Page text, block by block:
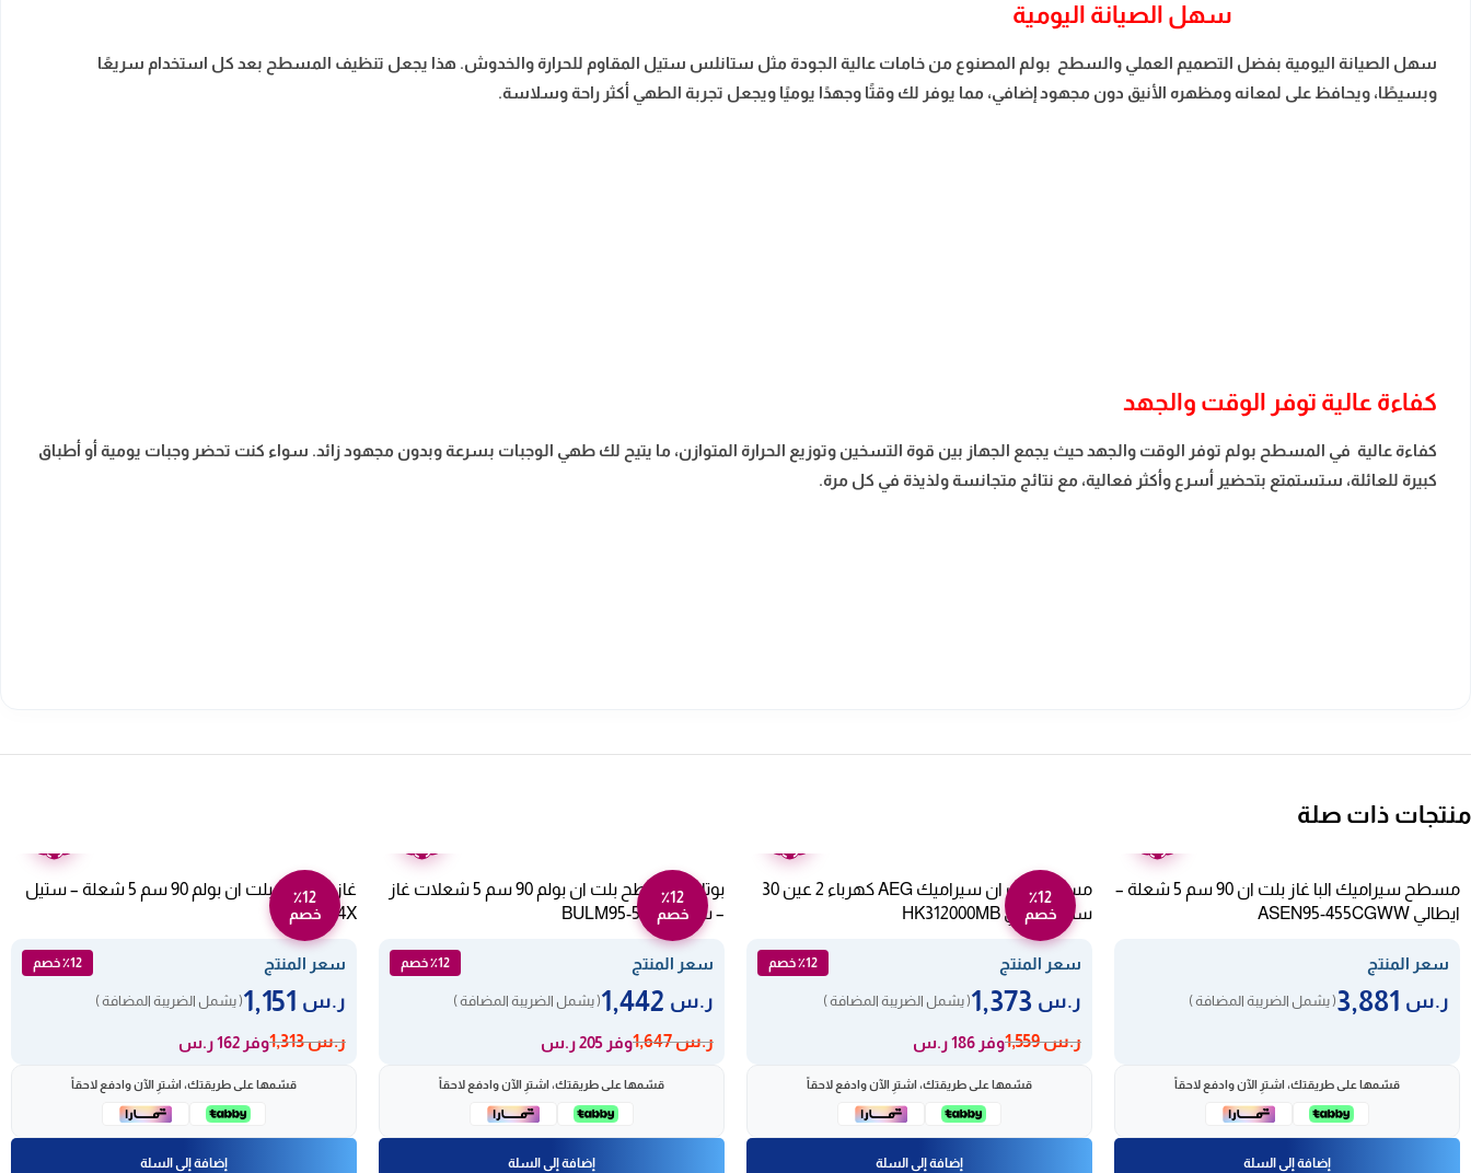
سهل الصيانة اليومية
سهل الصيانة اليومية بفضل التصميم العملي والسطح بولم المصنوع من خامات عالية الجودة مثل ستانلس ستيل المقاوم للحرارة والخدوش. هذا يجعل تنظيف المسطح بعد كل استخدام سريعًا
وبسيطًا، ويحافظ على لمعانه ومظهره الأنيق دون مجهود إضافي، مما يوفر لك وقتًا وجهدًا يوميًا ويجعل تجربة الطهي أكثر راحة وسلاسة.
كفاءة عالية توفر الوقت والجهد
كفاءة عالية في المسطح بولم توفر الوقت والجهد حيث يجمع الجهاز بين قوة التسخين وتوزيع الحرارة المتوازن، ما يتيح لك طهي الوجبات بسرعة وبدون مجهود زائد. سواء كنت تحضر وجبات يومية أو أطباق
كبيرة للعائلة، ستستمتع بتحضير أسرع وأكثر فعالية، مع نتائج متجانسة ولذيذة في كل مرة.
منتجات ذات صلة
مسطح سيراميك البا غاز بلت ان 90 سم 5 شعلة –
ايطالي ASEN95-455CGWW
سعر المنتج
ر.س ( يشمل الضريبة المضافة )
قسّمها على طريقتك، اشترِ الآن وادفع لاحقاً
إضافة إلى السلة
٪12
خصم
مسطح بلت ان سيراميك AEG كهرباء 2 عين 30
سم – إيطالي HK312000MB
سعر المنتج ٪12 خصم
ر.س ( يشمل الضريبة المضافة )
ر.س1,559 وفر 186 ر.س
قسّمها على طريقتك، اشترِ الآن وادفع لاحقاً
إضافة إلى السلة
٪12
خصم
بوتاجاز مسطح بلت ان بولم 90 سم 5 شعلات غاز
– ستيل BULM95-565L
سعر المنتج ٪12 خصم
ر.س ( يشمل الضريبة المضافة )
ر.س1,647 وفر 205 ر.س
قسّمها على طريقتك، اشترِ الآن وادفع لاحقاً
إضافة إلى السلة
٪12
خصم
غاز مسطح بلت ان بولم 90 سم 5 شعلة – ستيل
B90-544X
سعر المنتج ٪12 خصم
ر.س ( يشمل الضريبة المضافة )
ر.س1,313 وفر 162 ر.س
قسّمها على طريقتك، اشترِ الآن وادفع لاحقاً
إضافة إلى السلة